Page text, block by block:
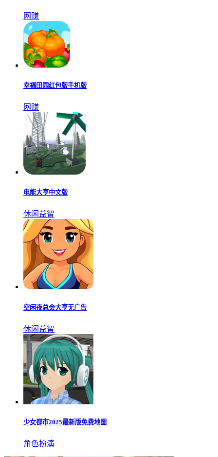
网赚
幸福田园红包版手机版
网赚
电能大亨中文版
休闲益智
空闲夜总会大亨无广告
休闲益智
少女都市2025最新版免费地图
角色扮演